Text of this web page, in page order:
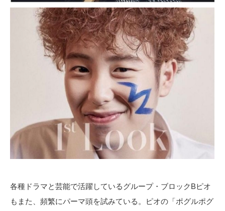
各種ドラマと芸能で活躍しているグループ・ブロックBピオ
もまた、頻繁にパーマ頭を試みている。ピオの「ポグルポグ